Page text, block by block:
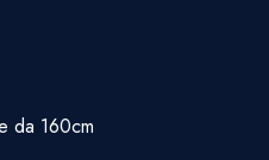
da 160cm